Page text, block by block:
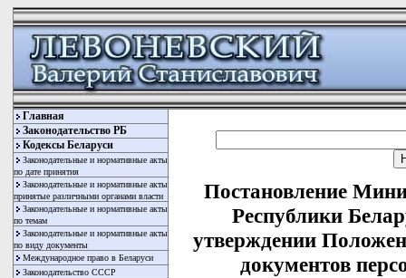
Главная
Законодательство РБ
Кодексы Беларуси
Законодательные и нормативные акты
по дате принятия
Законодательные и нормативные акты
принятые различными органами власти
Законодательные и нормативные акты
по темам
Законодательные и нормативные акты
по виду документы
Международное право в Беларуси
Законодательство СССР
Постановление
Республики
утверждении
документов